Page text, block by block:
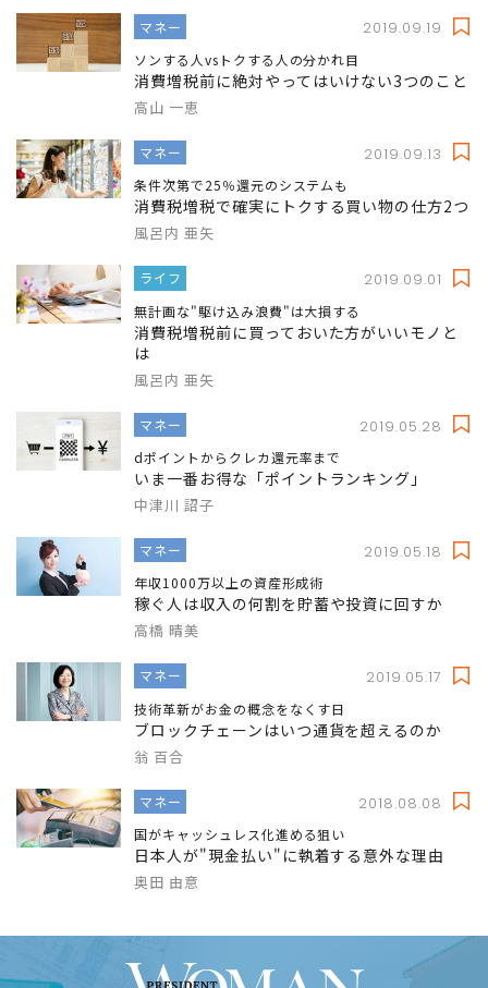
マネー 2019.09.19
ソンする人vsトクする人の分かれ目
消費増税前に絶対やってはいけない3つのこと
高山 一恵
マネー 2019.09.13
条件次第で25％還元のシステムも
消費税増税で確実にトクする買い物の仕方2つ
風呂内 亜矢
ライフ 2019.09.01
無計画な"駆け込み浪費"は大損する
消費税増税前に買っておいた方がいいモノと
は
風呂内 亜矢
マネー 2019.05.28
dポイントからクレカ還元率まで
いま一番お得な「ポイントランキング」
中津川 詔子
マネー 2019.05.18
年収1000万以上の資産形成術
稼ぐ人は収入の何割を貯蓄や投資に回すか
高橋 晴美
マネー 2019.05.17
技術革新がお金の概念をなくす日
ブロックチェーンはいつ通貨を超えるのか
翁 百合
マネー 2018.08.08
国がキャッシュレス化進める狙い
日本人が"現金払い"に執着する意外な理由
奥田 由意